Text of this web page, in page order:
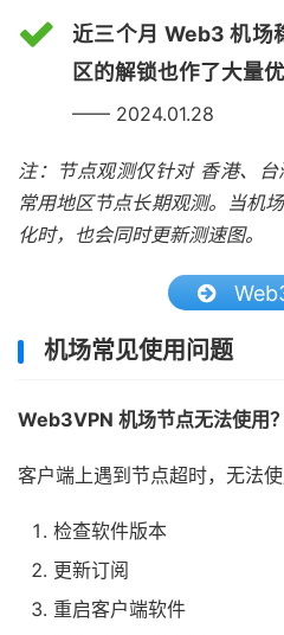
近三个月 Web3 机场
区的解锁也作了大量优
—— 2024.01.28
注：节点观测仅针对 香港、
常用地区节点长期观测。当机
化时，也会同时更新测速图。
机场常见使用问题
Web3VPN 机场节点无法使用？
客户端上遇到节点超时，无法
检查软件版本
更新订阅
重启客户端软件